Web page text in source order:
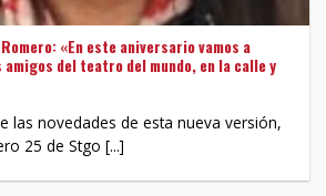
«En este aniversario vamos a
del teatro del mundo, en la calle y
las novedades de esta nueva versión,
25 de Stgo [...]